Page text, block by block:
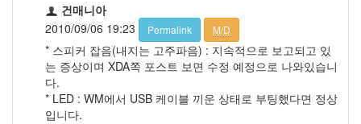
건매니아
2010/09/06 19:23
Permalink M/D
* 스피커 잡음(내지는 고주파음) : 지속적으로 보고되고 있
는 증상이며 XDA쪽 포스트 보면 수정 예정으로 나와있습니
다.
* LED : WM에서 USB 케이블 끼운 상태로 부팅했다면 정상
입니다.